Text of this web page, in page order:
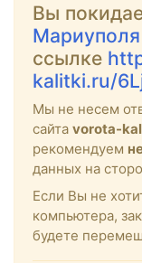
Вы
ссылке
kalitki.ru/
Мы не несем
сайта vorota-
рекомендуем
данных на
Если Вы не
компьютера,
будете